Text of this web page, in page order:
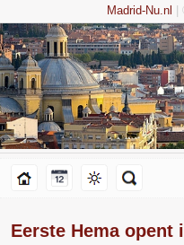
Madrid-Nu.nl |
Eerste Hema opent